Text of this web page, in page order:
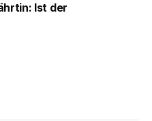
Ist der